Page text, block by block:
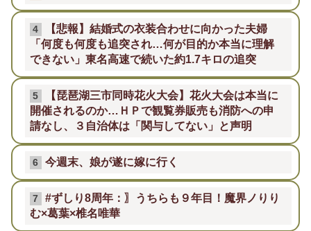
4
【悲報】結婚式の衣装合わせに向かった夫婦
「何度も何度も追突され…何が目的か本当に理解
できない」東名高速で続いた約1.7キロの追突
5
【琵琶湖三市同時花火大会】花火大会は本当に
開催されるのか…ＨＰで観覧券販売も消防への申
請なし、３自治体は「関与してない」と声明
6 今週末、娘が遂に嫁に行く
7
#ずしり8周年：〗うちらも９年目！魔界ノりり
む×葛葉×椎名唯華